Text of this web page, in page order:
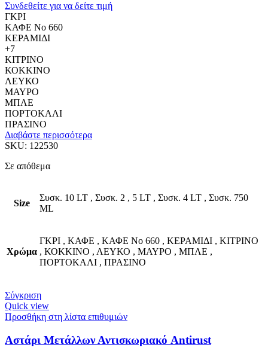
Συνδεθείτε για να δείτε τιμή
ΓΚΡΙ
ΚΑΦΕ No 660
ΚΕΡΑΜΙΔΙ
+7
ΚΙΤΡΙΝΟ
ΚΟΚΚΙΝΟ
ΛΕΥΚΟ
ΜΑΥΡΟ
ΜΠΛΕ
ΠΟΡΤΟΚΑΛΙ
ΠΡΑΣΙΝΟ
Διαβάστε περισσότερα
SKU: 122530
Σε απόθεμα
Size
Συσκ. 10 LT , Συσκ. 2 , 5 LT , Συσκ. 4 LT , Συσκ. 750
ML
Χρώμα
ΓΚΡΙ , ΚΑΦΕ , ΚΑΦΕ No 660 , ΚΕΡΑΜΙΔΙ , ΚΙΤΡΙΝΟ
, ΚΟΚΚΙΝΟ , ΛΕΥΚΟ , ΜΑΥΡΟ , ΜΠΛΕ ,
ΠΟΡΤΟΚΑΛΙ , ΠΡΑΣΙΝΟ
Σύγκριση
Quick view
Προσθήκη στη λίστα επιθυμιών
Αστάρι Μετάλλων Αντισκωριακό Antirust